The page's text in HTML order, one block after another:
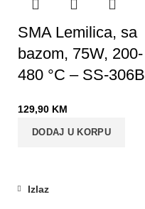
SMA Lemilica, sa
bazom, 75W, 200-
480 °C – SS-306B
129,90 KM
DODAJ U KORPU
Izlaz